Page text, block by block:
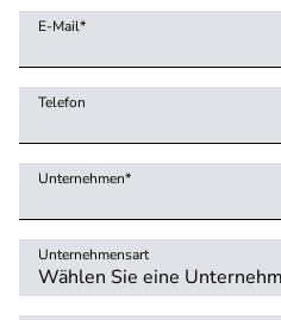
E-Mail*
Telefon
Unternehmen*
Unternehmensart